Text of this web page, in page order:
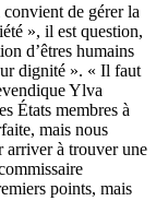
de gérer la
», il est question,
d’êtres humains
dignité ». « Il faut
Ylva
États membres à
mais nous
arriver à trouver une
points, mais